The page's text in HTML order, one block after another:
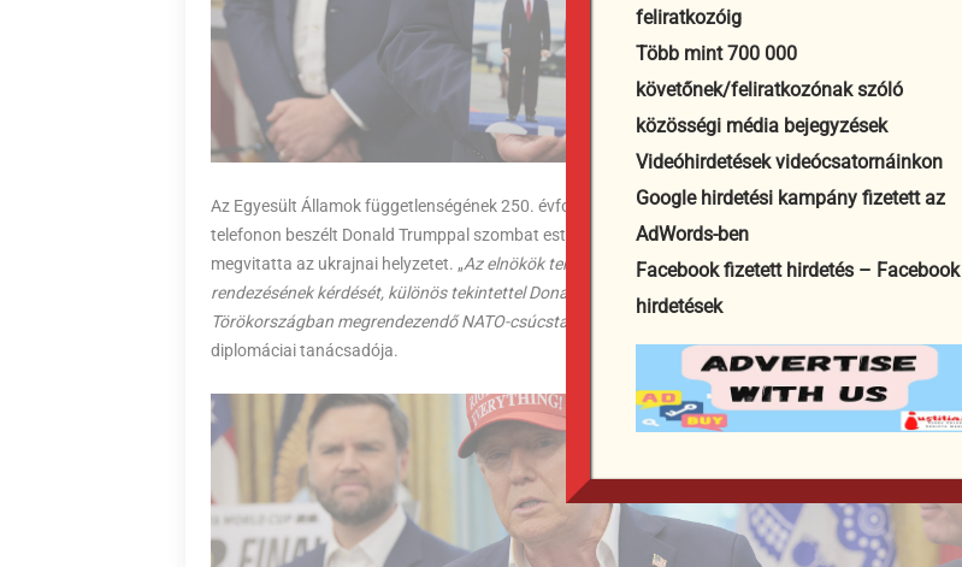
Az Egyesült Államok függetlenségének 250. évfordulója alkalmából Vlagyimir Putyin orosz elnök
telefonon beszélt Donald Trumppal szombat este. A két vezető az ankarai NATO-csúcstalálkozó előtt
megvitatta az ukrajnai helyzetet. „Az elnökök természetesen szóba hozták az ukrajnai helyzet
rendezésének kérdését, különös tekintettel Donald Trump közelgő részvételére a július 7-én és 8-án
Törökországban megrendezendő NATO-csúcstalálkozón”
diplomáciai tanácsadója.
feliratkozóig
Több mint 700 000
követőnek/feliratkozónak szóló
közösségi média bejegyzések
Videóhirdetések videócsatornáinkon
Google hirdetési kampány fizetett az
AdWords-ben
Facebook fizetett hirdetés – Facebook
hirdetések